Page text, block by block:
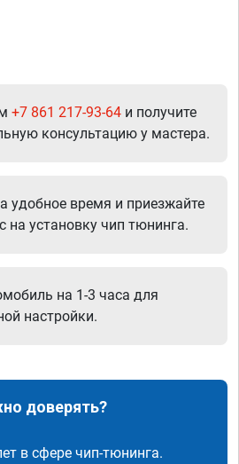
+7 861 217-93-64 и получите
консультацию у мастера.
удобное время и приезжайте
на установку чип тюнинга.
на 1-3 часа для
настройки.
доверять?
в сфере чип-тюнинга.